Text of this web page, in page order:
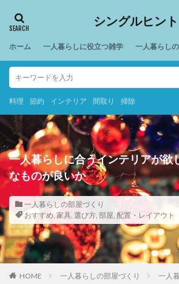
シングルヒント
ホーム 一人暮らしに役立つ雑学 一人暮らし
料理 節約 インテリア 間取り 掃除
一人暮らしに合うインテリアが欲
なものが良いか
一人暮らしの部屋づくり
おすすめ, 家具, 選び方, 部屋, 配置・レイアウト
HOME 一人暮らしの部屋づくり 一人